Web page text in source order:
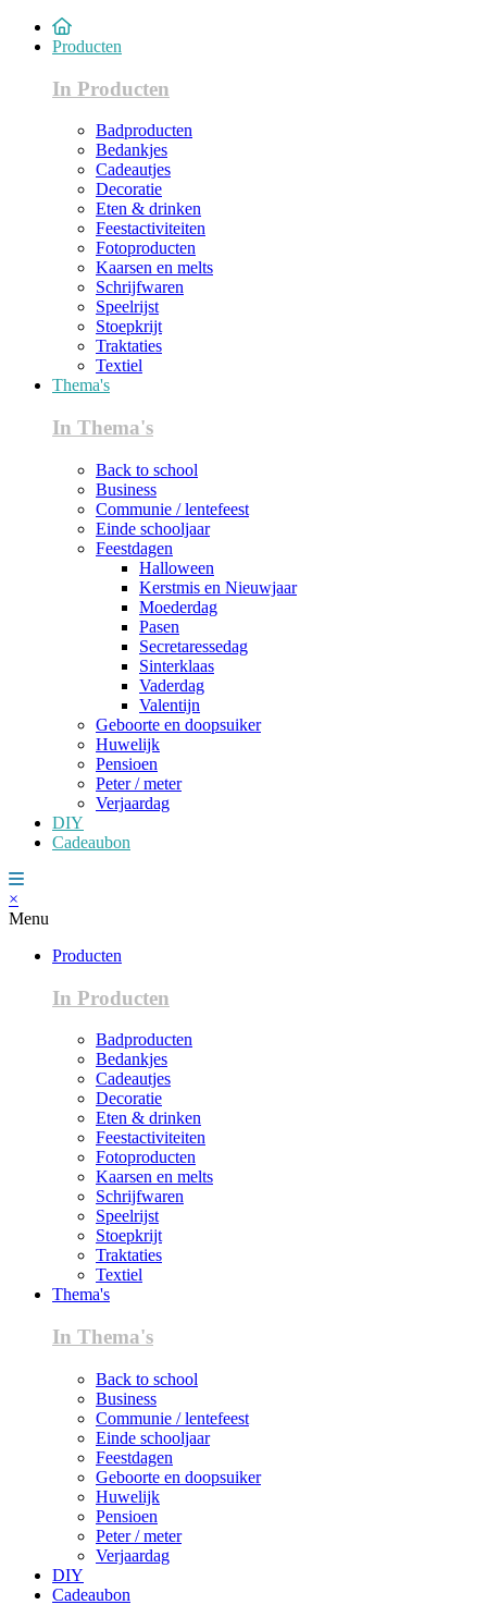
Producten
In Producten
Badproducten
Bedankjes
Cadeautjes
Decoratie
Eten & drinken
Feestactiviteiten
Fotoproducten
Kaarsen en melts
Schrijfwaren
Speelrijst
Stoepkrijt
Traktaties
Textiel
Thema's
In Thema's
Back to school
Business
Communie / lentefeest
Einde schooljaar
Feestdagen
Halloween
Kerstmis en Nieuwjaar
Moederdag
Pasen
Secretaressedag
Sinterklaas
Vaderdag
Valentijn
Geboorte en doopsuiker
Huwelijk
Pensioen
Peter / meter
Verjaardag
DIY
Cadeaubon
×
Menu
Producten
In Producten
Badproducten
Bedankjes
Cadeautjes
Decoratie
Eten & drinken
Feestactiviteiten
Fotoproducten
Kaarsen en melts
Schrijfwaren
Speelrijst
Stoepkrijt
Traktaties
Textiel
Thema's
In Thema's
Back to school
Business
Communie / lentefeest
Einde schooljaar
Feestdagen
Geboorte en doopsuiker
Huwelijk
Pensioen
Peter / meter
Verjaardag
DIY
Cadeaubon